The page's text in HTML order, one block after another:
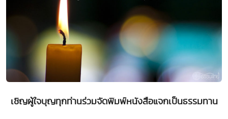
เชิญผู้ใจบุญทุกท่านร่วมจัดพิมพ์หนังสือแจกเป็นธรรมทาน